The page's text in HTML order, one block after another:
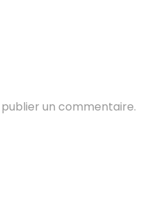
un commentaire.